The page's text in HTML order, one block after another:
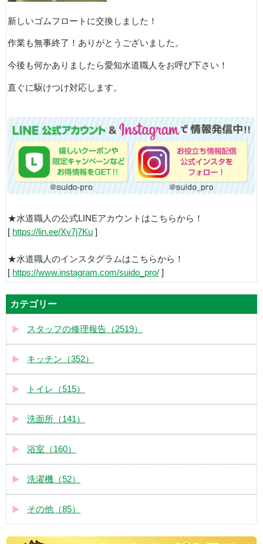
新しいゴムフロートに交換しました！
作業も無事終了！ありがとうございました。
今後も何かありましたら愛知水道職人をお呼び下さい！
直ぐに駆けつけ対応します。
★水道職人の公式LINEアカウントはこちらから！
[ https://lin.ee/Xv7j7Ku ]
★水道職人のインスタグラムはこちらから！
[ https://www.instagram.com/suido_pro/ ]
カテゴリー
スタッフの修理報告（2519）
キッチン（352）
トイレ（515）
洗面所（141）
浴室（160）
洗濯機（52）
その他（85）